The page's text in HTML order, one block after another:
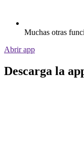
Muchas otras
Abrir app
Descarga la